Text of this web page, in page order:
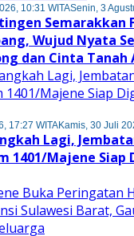
10:31 WITASenin, 3
Semarakkan
Wujud Nyata
dan Cinta Tanah
17:27 WITAKamis, 30 Juli
Lagi,
1401/Majene Siap